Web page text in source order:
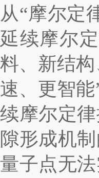
从“摩尔定
延续摩尔
料、新结
速、更智能
续摩尔定
隙形成机
量子点无